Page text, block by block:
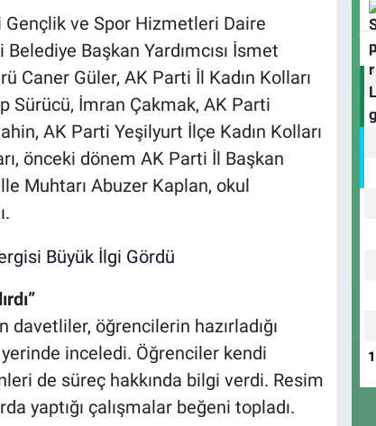
ve Spor Hizmetleri Daire
Başkan Yardımcısı İsmet
Caner Güler, AK Parti İl Kadın Kolları
Sürücü, İmran Çakmak, AK Parti
AK Parti Yeşilyurt İlçe Kadın Kolları
önceki dönem AK Parti İl Başkan
Muhtarı Abuzer Kaplan, okul
davetliler, öğrencilerin hazırladığı
inceledi. Öğrenciler kendi
de süreç hakkında bilgi verdi. Resim
yaptığı çalışmalar beğeni topladı.